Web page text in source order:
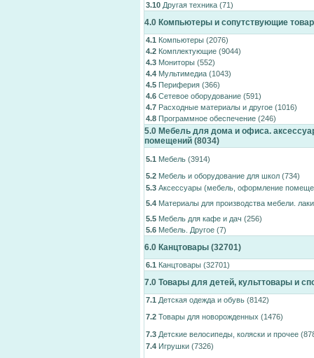
3.10 Другая техника (71)
4.0 Компьютеры и сопутствующие
4.1 Компьютеры (2076)
4.2 Комплектующие (9044)
4.3 Мониторы (552)
4.4 Мультимедиа (1043)
4.5 Периферия (366)
4.6 Сетевое оборудование (591)
4.7 Расходные материалы и другое (1016)
4.8 Программное обеспечение (246)
5.0 Мебель для дома и офиса.
помещений (8034)
5.1 Мебель (3914)
5.2 Мебель и оборудование для школ (734)
5.3 Аксессуары (мебель, оформление
5.4 Материалы для производства мебели.
5.5 Мебель для кафе и дач (256)
5.6 Мебель. Другое (7)
6.0 Канцтовары (32701)
6.1 Канцтовары (32701)
7.0 Товары для детей, культтовары и
7.1 Детская одежда и обувь (8142)
7.2 Товары для новорожденных (1476)
7.3 Детские велосипеды, коляски и прочее
7.4 Игрушки (7326)